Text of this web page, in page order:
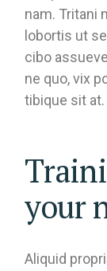
nam. Tritani
lobortis ut
cibo
ne quo, vix
tibique sit at.
your
Aliquid